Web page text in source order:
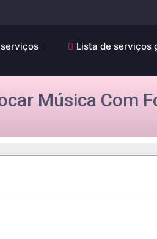
Lista de serviços
Música Com